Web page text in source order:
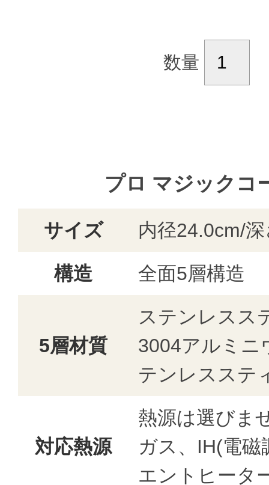
数量
プロ マジックコ
サイズ
内径24.0cm/
構造
全面5層構造
5層材質
ステンレスス
3004アルミニ
テンレスステ
対応熱源
熱源は選びま
ガス、IH(電
エントヒータ